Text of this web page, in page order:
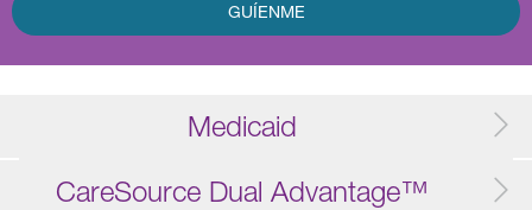
GUÍENME
Medicaid
CareSource Dual Advantage™